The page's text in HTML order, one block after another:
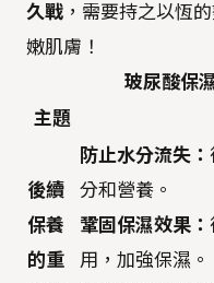
久戰 ，需要持之以恆
嫩肌膚！
玻尿酸保
主題
後續
保養
的重
防止水分流失：
分和營養。
鞏固保濕效果：
用，加強保濕。